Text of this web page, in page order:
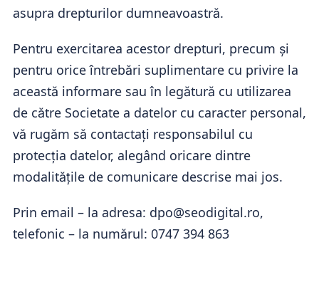
asupra drepturilor dumneavoastră.
Pentru exercitarea acestor drepturi, precum și
pentru orice întrebări suplimentare cu privire la
această informare sau în legătură cu utilizarea
de către Societate a datelor cu caracter personal,
vă rugăm să contactați responsabilul cu
protecția datelor, alegând oricare dintre
modalitățile de comunicare descrise mai jos.
Prin email – la adresa: dpo@seodigital.ro,
telefonic – la numărul: 0747 394 863